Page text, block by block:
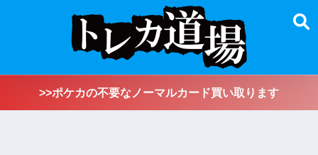
>>ポケカの不要なノーマルカード買い取ります